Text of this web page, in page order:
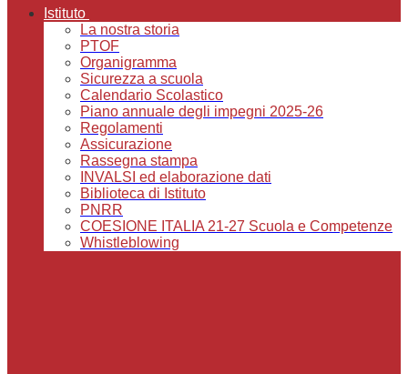
Istituto
La nostra storia
PTOF
Organigramma
Sicurezza a scuola
Calendario Scolastico
Piano annuale degli impegni 2025-26
Regolamenti
Assicurazione
Rassegna stampa
INVALSI ed elaborazione dati
Biblioteca di Istituto
PNRR
COESIONE ITALIA 21-27 Scuola e Competenze
Whistleblowing